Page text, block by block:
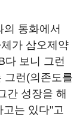
통화에서
가 삼오제약
다 보니 그런
그런(의존도를
간 성장을 해
는 있다"고